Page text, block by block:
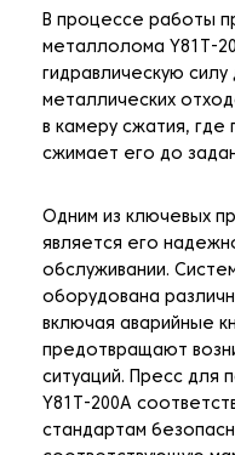
В процессе работы
металлолома Y81T-
гидравлическую
металлических
в камеру сжатия, где
сжимает его до
Одним из ключевых
является его
обслуживании.
оборудована
включая аварийные
предотвращают
ситуаций. Пресс для
Y81T-200A
стандартам